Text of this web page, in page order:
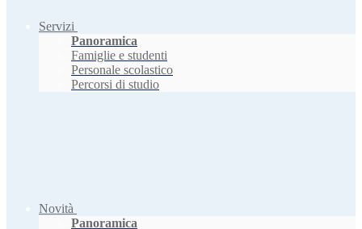
Servizi
Panoramica
Famiglie e studenti
Personale scolastico
Percorsi di studio
Novità
Panoramica